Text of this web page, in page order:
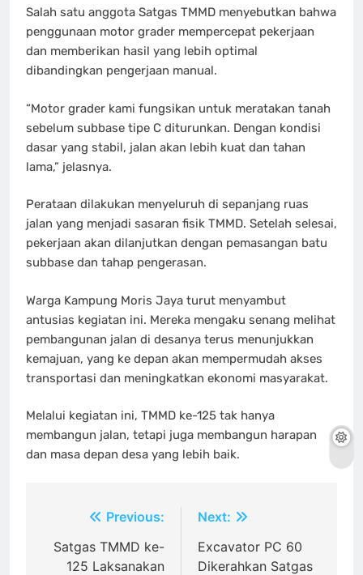
Salah satu anggota Satgas TMMD menyebutkan bahwa
penggunaan motor grader mempercepat pekerjaan
dan memberikan hasil yang lebih optimal
dibandingkan pengerjaan manual.
“Motor grader kami fungsikan untuk meratakan tanah
sebelum subbase tipe C diturunkan. Dengan kondisi
dasar yang stabil, jalan akan lebih kuat dan tahan
lama,” jelasnya.
Perataan dilakukan menyeluruh di sepanjang ruas
jalan yang menjadi sasaran fisik TMMD. Setelah selesai,
pekerjaan akan dilanjutkan dengan pemasangan batu
subbase dan tahap pengerasan.
Warga Kampung Moris Jaya turut menyambut
antusias kegiatan ini. Mereka mengaku senang melihat
pembangunan jalan di desanya terus menunjukkan
kemajuan, yang ke depan akan mempermudah akses
transportasi dan meningkatkan ekonomi masyarakat.
Melalui kegiatan ini, TMMD ke-125 tak hanya
membangun jalan, tetapi juga membangun harapan
dan masa depan desa yang lebih baik.
Navigasi
pos
Previous:
Satgas TMMD ke-
125 Laksanakan
Next:
Excavator PC 60
Dikerahkan Satgas